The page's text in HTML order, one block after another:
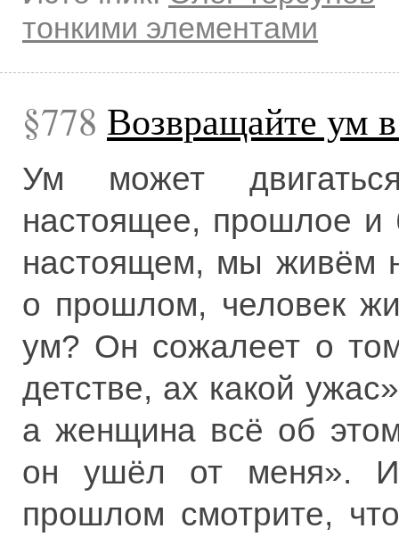
тонкими элементами
778 Возвращайте ум
Ум может
настоящее, прошлое
настоящем, мы живём
о прошлом, человек
ум? Он сожалеет о
детстве, ах какой
а женщина всё об
он ушёл от меня».
прошлом смотрите,